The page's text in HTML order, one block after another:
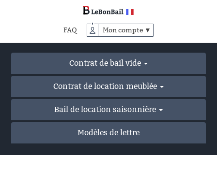
FAQ Mon compte ▼
Contrat de bail vide
Contrat de location meublée
Bail de location saisonnière
Modèles de lettre